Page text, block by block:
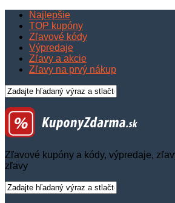
Najlepšie
TOP kupóny
Zľavové kódy
Výpredaje
Zľavy a akcie
Zľavy na prvý nákup
Zľavové kupóny a kódy, výpredaje,
zľavy